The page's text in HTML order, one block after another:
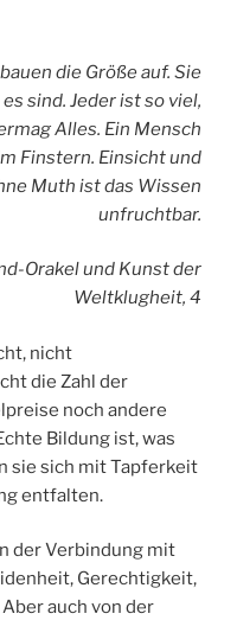
die Größe auf. Sie
sind. Jeder ist so viel,
Alles. Ein Mensch
Finstern. Einsicht und
Muth ist das Wissen
unfruchtbar.
Orakel und Kunst der
Weltklugheit, 4
nicht
die Zahl der
noch andere
Bildung ist, was
sie sich mit Tapferkeit
entfalten.
der Verbindung mit
Gerechtigkeit,
auch von der